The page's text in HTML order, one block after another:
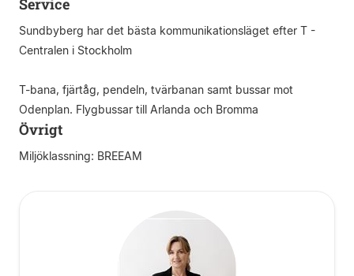
Service
Sundbyberg har det bästa kommunikationsläget efter T -
Centralen i Stockholm
T-bana, fjärtåg, pendeln, tvärbanan samt bussar mot
Odenplan. Flygbussar till Arlanda och Bromma
Övrigt
Miljöklassning: BREEAM